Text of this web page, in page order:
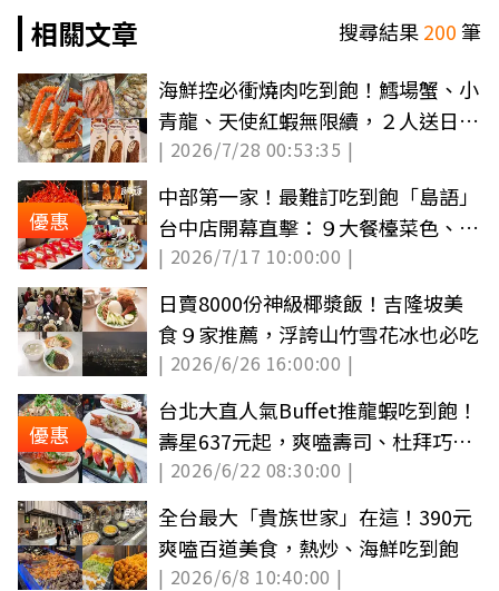
相關文章
搜尋結果200筆
海鮮控必衝燒肉吃到飽！鱈場蟹、小
青龍、天使紅蝦無限續，２人送日本
A5和牛
| 2026/7/28 00:53:35 |
優惠
中部第一家！最難訂吃到飽「島語」
台中店開幕直擊：９大餐檯菜色、訂
位攻略
| 2026/7/17 10:00:00 |
日賣8000份神級椰漿飯！吉隆坡美
食９家推薦，浮誇山竹雪花冰也必吃
| 2026/6/26 16:00:00 |
優惠
台北大直人氣Buffet推龍蝦吃到飽！
壽星637元起，爽嗑壽司、杜拜巧克
力
| 2026/6/22 08:30:00 |
全台最大「貴族世家」在這！390元
爽嗑百道美食，熱炒、海鮮吃到飽
| 2026/6/8 10:40:00 |